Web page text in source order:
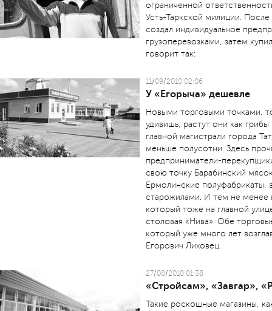
ограниченной
Усть-Таркской милиции.
создал индивидуальное
грузоперевозками, затем
говорит так:
11/09/2010 02:06
У «Егорыча» дешевле
Новыми торговыми точками,
удивишь, растут они как
главной магистрали города
меньше полусотни. Здесь
предприниматели-
свою точку Барабинский
Ермолинские
старожилами. И тем не менее
который тоже на главной
столовая «Нива». Обе
который уже много лет
Егорович Лиховец.
27/08/2010 01:38
«Стройсам», «Завгар»,
Такие роскошные магазины,